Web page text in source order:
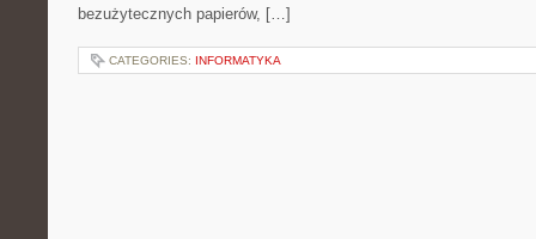
bezużytecznych papierów, […]
CATEGORIES: INFORMATYKA